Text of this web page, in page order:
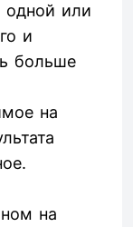
одной или
и
больше
на
на